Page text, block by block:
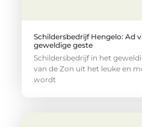
Schildersbedrijf Hengelo: Ad
geweldige geste
Schildersbedrijf in het
van de Zon uit het leuke en
wordt